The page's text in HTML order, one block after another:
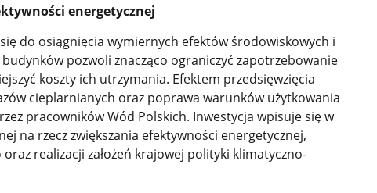
energetycznej
do osiągnięcia wymiernych efektów środowiskowych i
pozwoli znacząco ograniczyć zapotrzebowanie
koszty ich utrzymania. Efektem przedsięwzięcia
cieplarnianych oraz poprawa warunków użytkowania
pracowników Wód Polskich. Inwestycja wpisuje się w
na rzecz zwiększania efektywności energetycznej,
realizacji założeń krajowej polityki klimatyczno-